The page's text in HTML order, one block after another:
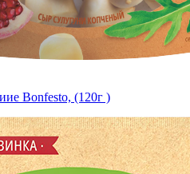
Bonfesto, (120г )